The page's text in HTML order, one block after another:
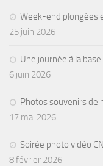
Week-end plongées
25 juin 2026
Une journée à la
6 juin 2026
Photos souvenirs de
17 mai 2026
Soirée photo vidéo
8 février 2026